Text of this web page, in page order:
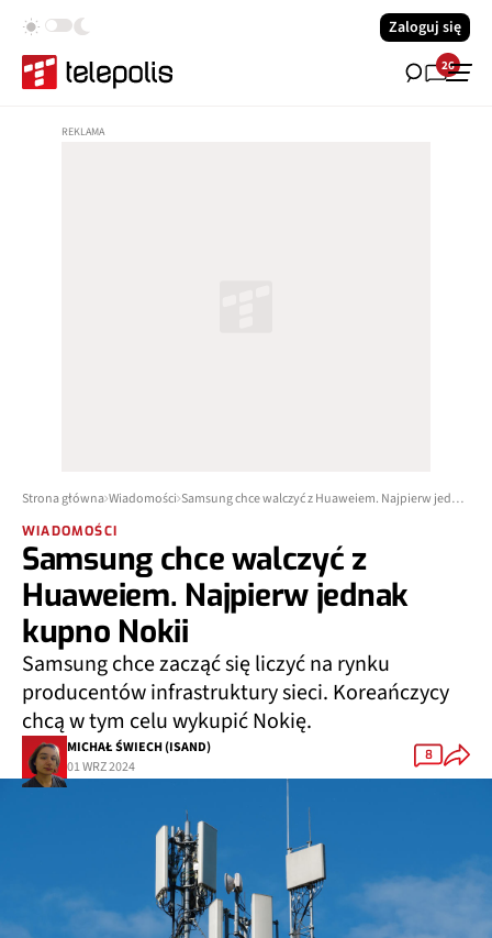
Zaloguj się
26
Strona główna Wiadomości Samsung chce walczyć z Huaweiem. Najpierw jednak kupno Nokii
WIADOMOŚCI
Samsung chce walczyć z
Huaweiem. Najpierw jednak
kupno Nokii
Samsung chce zacząć się liczyć na rynku
producentów infrastruktury sieci. Koreańczycy
chcą w tym celu wykupić Nokię.
MICHAŁ ŚWIECH (ISAND)
01 WRZ 2024
8